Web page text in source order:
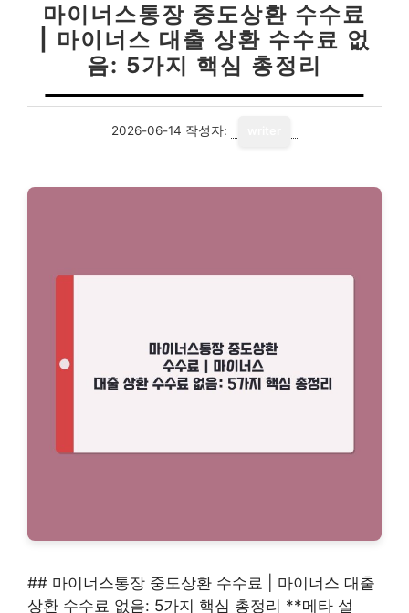
마이너스통장 중도상환 수수료
| 마이너스 대출 상환 수수료 없
음: 5가지 핵심 총정리
2026-06-14 작성자:
## 마이너스통장 중도상환 수수료 | 마이너스 대출
상환 수수료 없음: 5가지 핵심 총정리 **메타 설